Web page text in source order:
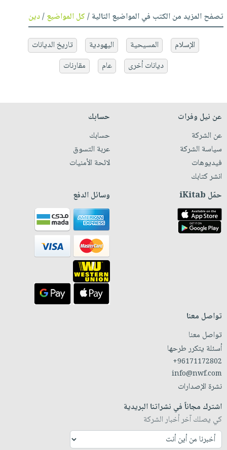
تصفح المزيد من الكتب في المواضيع التالية /كل المواضيع/دين
الإسلام المسيحية اليهودية
تاريخ الديانات
ديانات أخرى
عام مقارنات
عن نيل وفرات
عن الشركة
سياسة الشركة
فيديوهات
انشر كتابك
حسابك
حسابك
عربة التسوق
لائحة الأمنيات
حمّل iKitab وسائل الدفع
تواصل معنا
تواصل معنا
أسئلة يتكرر طرحها
+96171172802
info@nwf.com
نشرة الإصدارات
اشترك مجاناً في نشراتنا البريدية
كي يصلك آخر أخبار الشركة